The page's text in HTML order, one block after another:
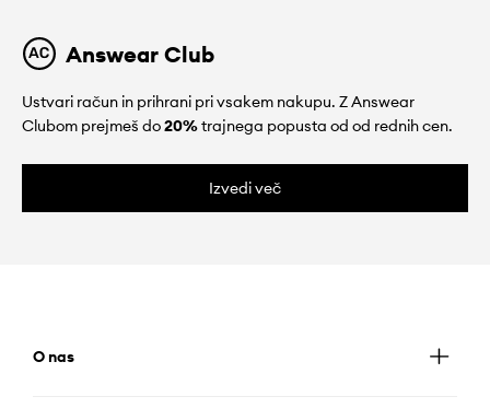
Answear Club
Ustvari račun in prihrani pri vsakem nakupu. Z Answear
Clubom prejmeš do20%trajnega popusta od od rednih cen.
Izvedi več
O nas